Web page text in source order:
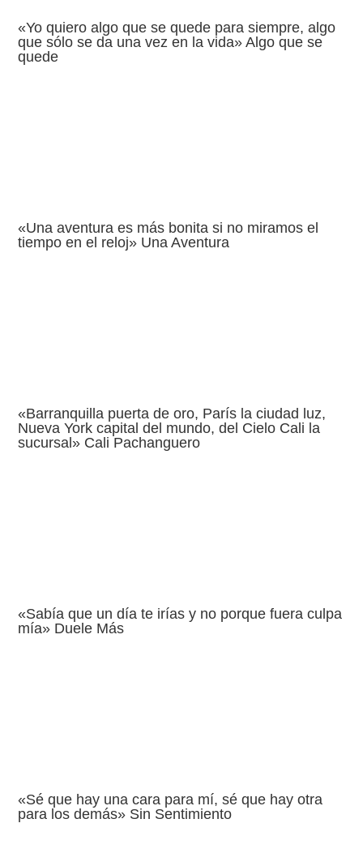
«Yo quiero algo que se quede para siempre, algo
que sólo se da una vez en la vida» Algo que se
quede
«Una aventura es más bonita si no miramos el
tiempo en el reloj» Una Aventura
«Barranquilla puerta de oro, París la ciudad luz,
Nueva York capital del mundo, del Cielo Cali la
sucursal» Cali Pachanguero
«Sabía que un día te irías y no porque fuera culpa
mía» Duele Más
«Sé que hay una cara para mí, sé que hay otra
para los demás» Sin Sentimiento